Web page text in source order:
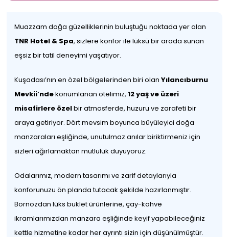
Muazzam doğa güzelliklerinin buluştuğu noktada yer alan
TNR Hotel & Spa, sizlere konfor ile lüksü bir arada sunan
eşsiz bir tatil deneyimi yaşatıyor.
Kuşadası’nın en özel bölgelerinden biri olanYılancıburnu
Mevkii’ndekonumlanan otelimiz,12 yaş ve üzeri
misafirlere özelbir atmosferde, huzuru ve zarafeti bir
araya getiriyor. Dört mevsim boyunca büyüleyici doğa
manzaraları eşliğinde, unutulmaz anılar biriktirmeniz için
sizleri ağırlamaktan mutluluk duyuyoruz.
Odalarımız, modern tasarımı ve zarif detaylarıyla
konforunuzu ön planda tutacak şekilde hazırlanmıştır.
Bornozdan lüks buklet ürünlerine, çay-kahve
ikramlarımızdan manzara eşliğinde keyif yapabileceğiniz
kettle hizmetine kadar her ayrıntı sizin için düşünülmüştür.